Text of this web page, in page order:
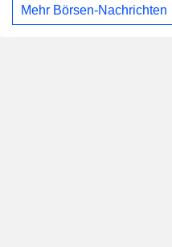
Mehr Börsen-Nachrichten